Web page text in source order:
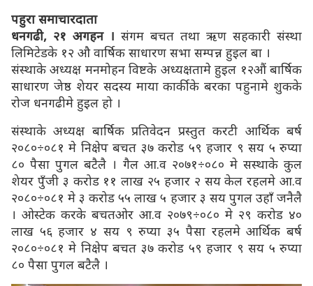
पहुरा समाचारदाता
धनगढी, २१ अगहन । संगम बचत तथा ऋण सहकारी संस्था
लिमिटेडके १२ औ वार्षिक साधारण सभा सम्पन्न हुइल बा ।
संस्थाके अध्यक्ष मनमोहन विष्टके अध्यक्षतामे हुइल १२औं बार्षिक
साधारण जेष्ठ शेयर सदस्य माया कार्कीके बरका पहुनामे शुकके
रोज धनगढीमे हुइल हो ।
संस्थाके अध्यक्ष बार्षिक प्रतिवेदन प्रस्तुत करटी आर्थिक बर्ष
२०८०÷०८१ मे निक्षेप बचत ३७ करोड ५९ हजार ९ सय ५ रुप्या
८० पैसा पुगल बटैलै । गैल आ.व २०७१÷०८० मे सस्थाके कुल
शेयर पुँजी ३ करोड ११ लाख २५ हजार २ सय केल रहलमे आ.व
२०८०÷०८१ मे ३ करोड ५५ लाख ५ हजार ३ सय पुगल उहाँ जनैलै
। ओस्टेक करके बचतओर आ.व २०७९÷०८० मे २९ करोड ४०
लाख ५६ हजार ४ सय ९ रुप्या ३५ पैसा रहलमे आर्थिक बर्ष
२०८०÷०८१ मे निक्षेप बचत ३७ करोड ५९ हजार ९ सय ५ रुप्या
८० पैसा पुगल बटैलै ।